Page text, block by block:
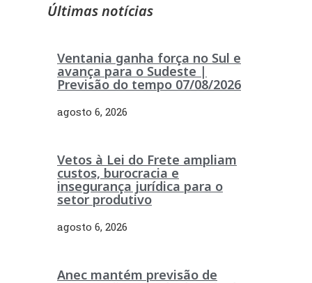
Últimas notícias
Ventania ganha força no Sul e
avança para o Sudeste |
Previsão do tempo 07/08/2026
agosto 6, 2026
Vetos à Lei do Frete ampliam
custos, burocracia e
insegurança jurídica para o
setor produtivo
agosto 6, 2026
Anec mantém previsão de